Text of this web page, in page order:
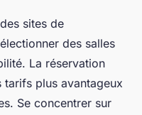
sites de
des salles
La réservation
plus avantageux
Se concentrer sur